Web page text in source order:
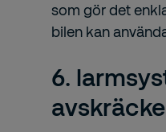
som gör det
bilen kan
6.